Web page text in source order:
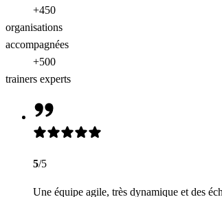
+450
organisations
accompagnées
+500
trainers experts
5/5
Une équipe agile, très dynamique et des